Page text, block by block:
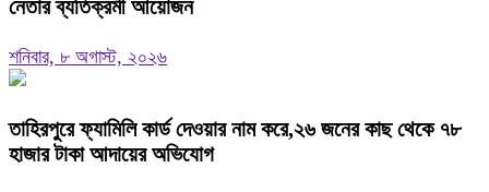
নেতার ব্যতিক্রমী আয়োজন
শনিবার, ৮ অগাস্ট, ২০২৬
তাহিরপুরে ফ্যামিলি কার্ড দেওয়ার নাম করে,২৬ জনের কাছ থেকে ৭৮
হাজার টাকা আদায়ের অভিযোগ